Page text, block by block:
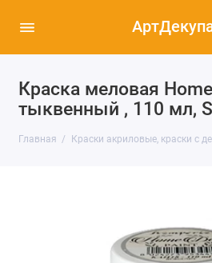
Краска меловая
тыквенный , 110 мл,
Главная Краски акриловые, краски с